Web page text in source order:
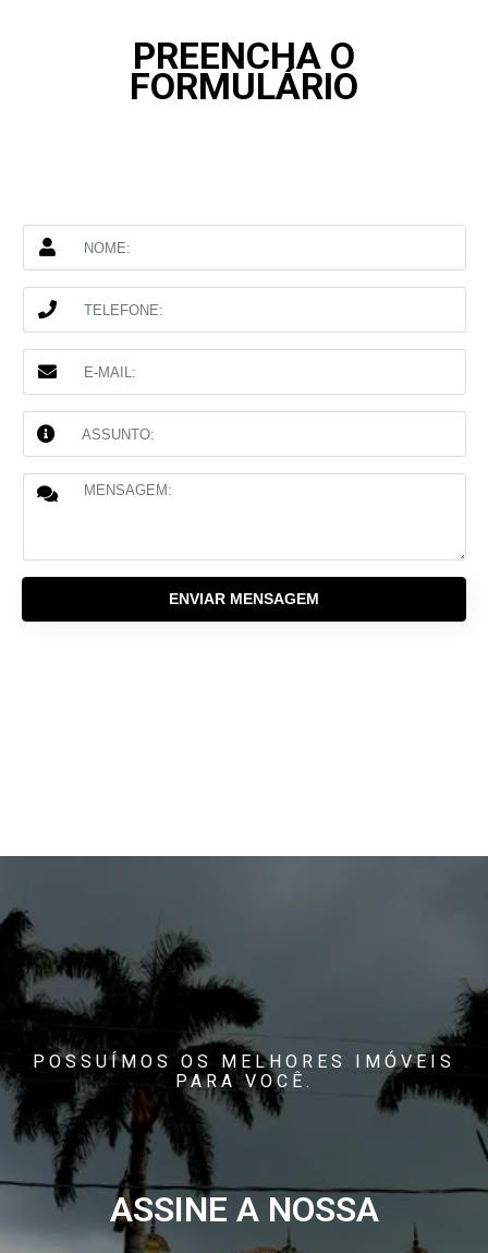
PREENCHA O
FORMULÁRIO
ENVIAR MENSAGEM
POSSUÍMOS OS MELHORES IMÓVEIS
PARA VOCÊ.
ASSINE A NOSSA